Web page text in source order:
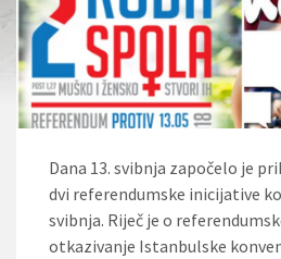
Dana 13. svibnja započelo je
dvi referendumske inicijative
svibnja. Riječ je o
otkazivanje Istanbulske